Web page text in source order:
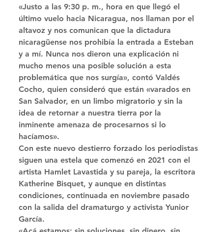
«Justo a las 9:30 p. m., hora en que llegó el
último vuelo hacia Nicaragua, nos llaman por el
altavoz y nos comunican que la dictadura
nicaragüense nos prohibía la entrada a Esteban
y a mí. Nunca nos dieron una explicación ni
mucho menos una posible solución a esta
problemática que nos surgía», contó Valdés
Cocho, quien consideró que están «varados en
San Salvador, en un limbo migratorio y sin la
idea de retornar a nuestra tierra por la
inminente amenaza de procesarnos si lo
hacíamos».
Con este nuevo destierro forzado los periodistas
siguen una estela que comenzó en 2021 con el
artista Hamlet Lavastida y su pareja, la escritora
Katherine Bisquet, y aunque en distintas
condiciones, continuada en noviembre pasado
con la salida del dramaturgo y activista Yunior
García.